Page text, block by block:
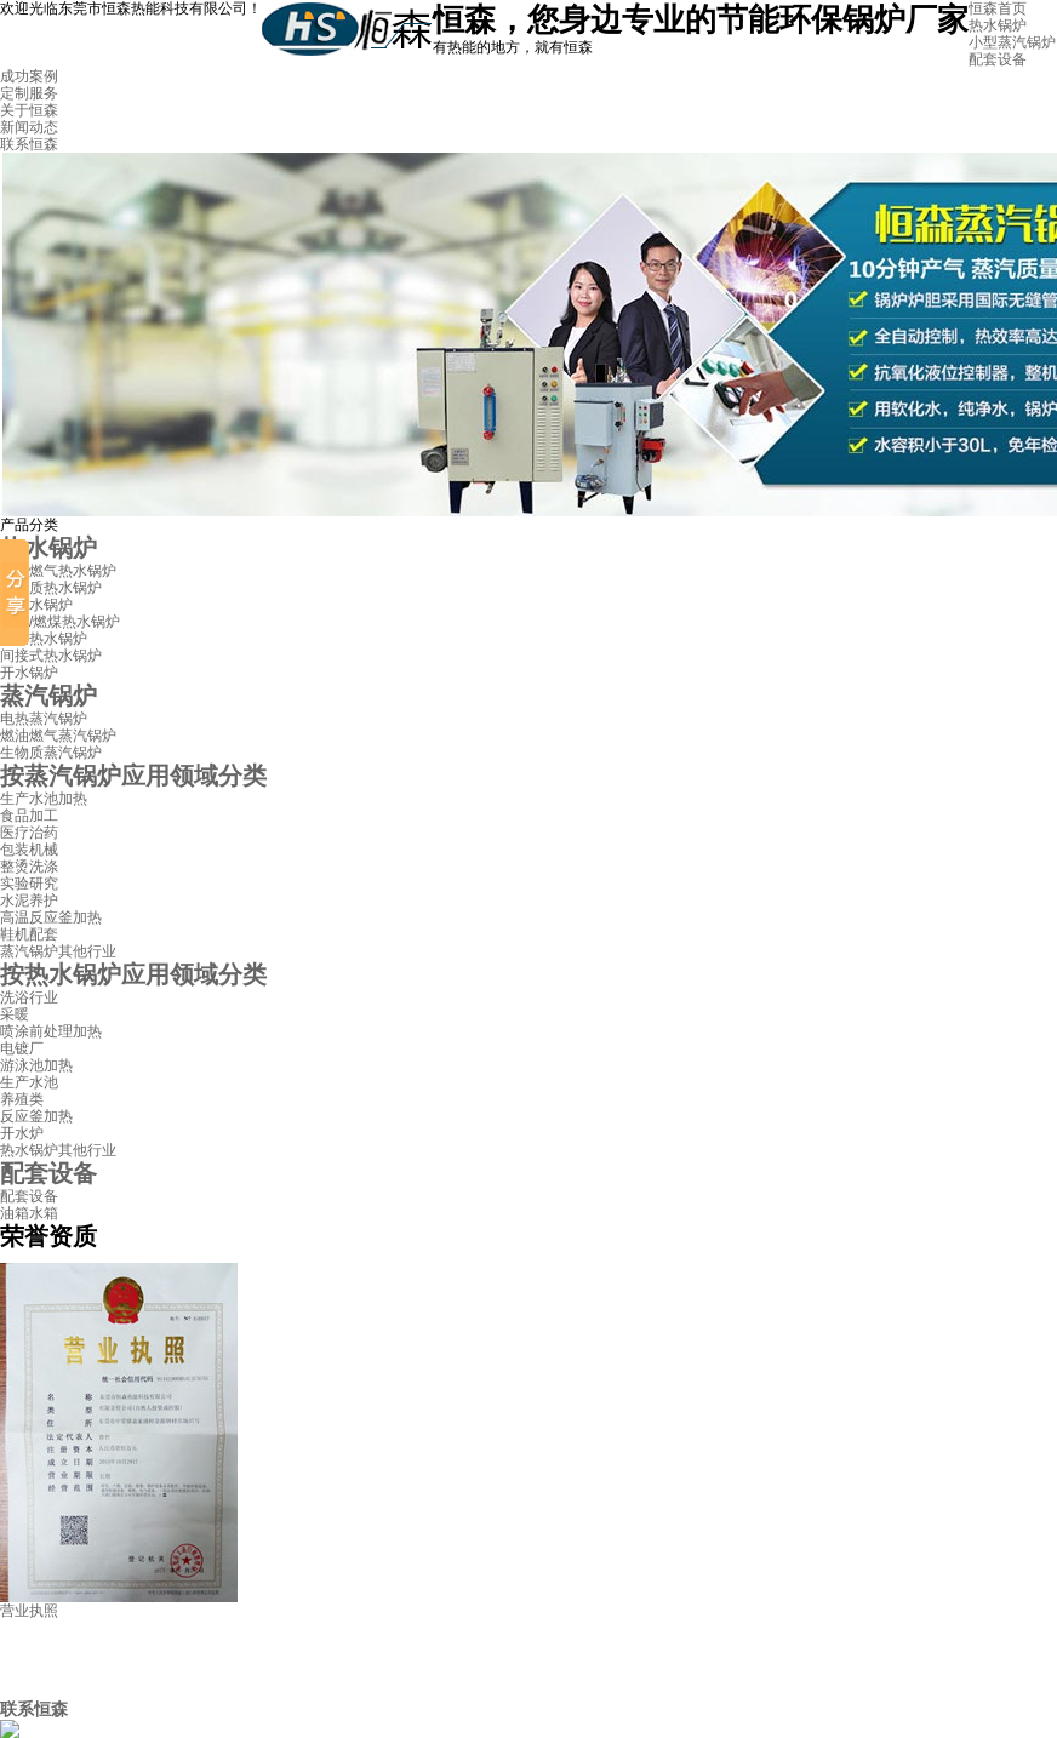
欢迎光临东莞市恒森热能科技有限公司！ 恒森，您身边专业的节能环保锅炉厂家
有热能的地方，就有恒森
恒森首页
热水锅炉
小型蒸汽锅炉
配套设备
成功案例
定制服务
关于恒森
新闻动态
联系恒森
产品分类
热水锅炉
燃油燃气热水锅炉
生物质热水锅炉
电热水锅炉
燃柴/燃煤热水锅炉
真空热水锅炉
间接式热水锅炉
开水锅炉
蒸汽锅炉
电热蒸汽锅炉
燃油燃气蒸汽锅炉
生物质蒸汽锅炉
按蒸汽锅炉应用领域分类
生产水池加热
食品加工
医疗治药
包装机械
整烫洗涤
实验研究
水泥养护
高温反应釜加热
鞋机配套
蒸汽锅炉其他行业
按热水锅炉应用领域分类
洗浴行业
采暖
喷涂前处理加热
电镀厂
游泳池加热
生产水池
养殖类
反应釜加热
开水炉
热水锅炉其他行业
配套设备
配套设备
油箱水箱
荣誉资质
营业执照
联系恒森